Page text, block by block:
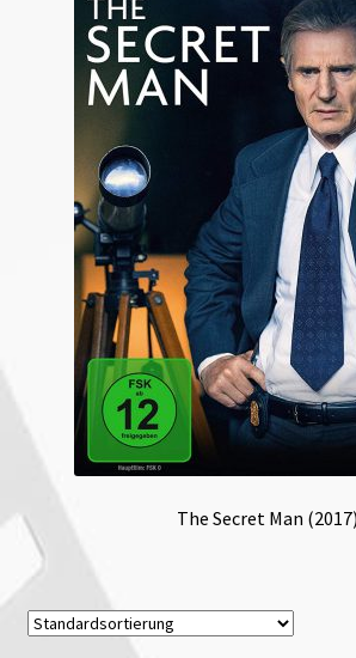
The Secret Man (2017)